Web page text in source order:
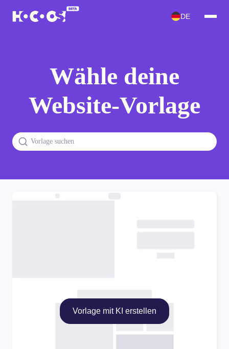
DE
Wähle deine
Website-Vorlage
Vorlage mit KI erstellen